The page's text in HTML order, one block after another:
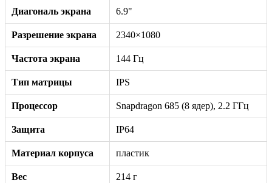
Диагональ экрана 6.9"
Разрешение экрана 2340×1080
Частота экрана 144 Гц
Тип матрицы IPS
Процессор Snapdragon 685 (8 ядер), 2.2 ГГц
Защита IP64
Материал корпуса пластик
Вес 214 г